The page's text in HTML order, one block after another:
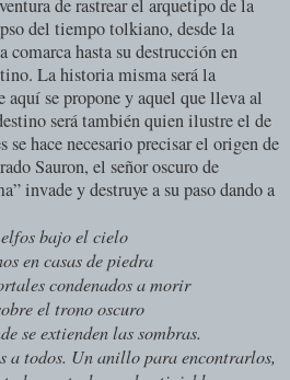
de rastrear el arquetipo de la
del tiempo tolkiano, desde la
hasta su destrucción en
La historia misma será la
se propone y aquel que lleva al
será también quien ilustre el de
hace necesario precisar el origen de
Sauron, el señor oscuro de
invade y destruye a su paso dando a
bajo el cielo
en casas de piedra
condenados a morir
el trono oscuro
se extienden las sombras.
a todos. Un anillo para encontrarlos,